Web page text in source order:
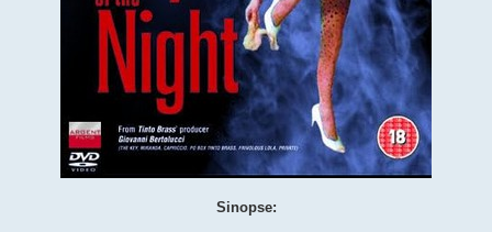
Sinopse: